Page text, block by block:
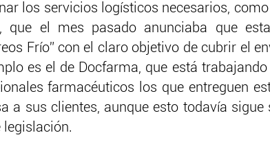
los servicios logísticos necesarios, como
que el mes pasado anunciaba que
Frío” con el claro objetivo de cubrir el
es el de Docfarma, que está trabajando
farmacéuticos los que entreguen
a sus clientes, aunque esto todavía sigue
legislación.